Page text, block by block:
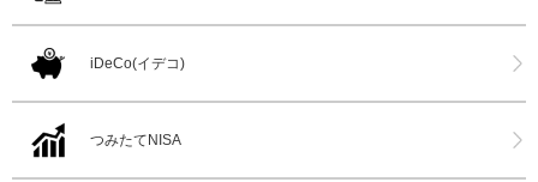
iDeCo(イデコ)
つみたてNISA